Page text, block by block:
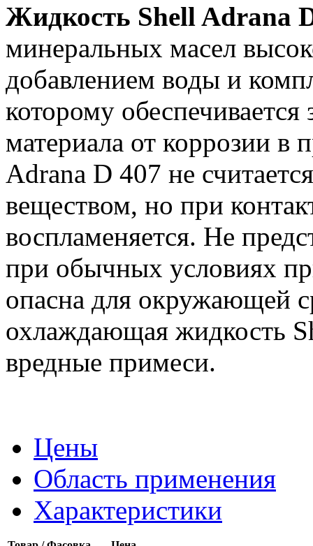
Жидкость Shell Adrana
минеральных масел
добавлением воды и
которому
материала от коррозии в
Adrana D 407 не
веществом, но при
воспламеняется. Не
при обычных условиях
опасна для окружающей
охлаждающая жидкость
вредные примеси.
Цены
Область применения
Характеристики